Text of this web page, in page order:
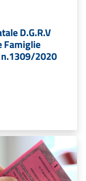
D.G.R.V
Famiglie
n.1309/2020